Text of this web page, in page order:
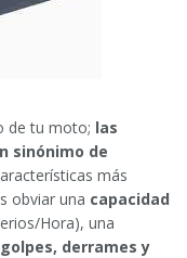
de tu moto; las
sinónimo de
más
obviar una capacidad
Hora), una
derrames y